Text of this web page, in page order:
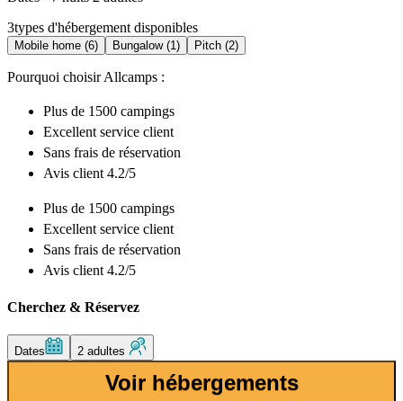
3types d'hébergement disponibles
Mobile home (6) Bungalow (1) Pitch (2)
Pourquoi choisir Allcamps :
Plus de 1500 campings
Excellent service client
Sans frais de réservation
Avis client 4.2/5
Plus de 1500 campings
Excellent service client
Sans frais de réservation
Avis client 4.2/5
Cherchez & Réservez
Dates 2 adultes
Voir hébergements